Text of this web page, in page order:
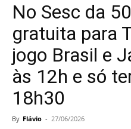
No Sesc da
gratuita para
jogo Brasil e
às 12h e só
18h30
By Flávio - 27/06/2026